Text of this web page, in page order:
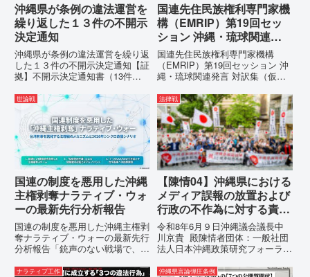
沖縄県が条例の違法運営を
繰り返した１３件の不開示
決定通知
沖縄県が条例の違法運営を繰り返
した１３件の不開示決定通知【証
拠】不開示決定通知書（13件）
が請求した「差別認定の根拠」に
対し、県は全て非開示・存否応答
拒否を突きつけました。これは、
彼らが行政手続きの正当性を失
っ...
国連先住民族権利専門家機
構（EMRIP）第19回セッ
ション 沖縄・琉球関連発
言 対訳集（仮訳）
国連先住民族権利専門家機構
（EMRIP）第19回セッション 沖
縄・琉球関連発言 対訳集（仮
（EMRIP）の各会合において行
われた、沖縄・琉球の先住民族指
定、PFAS（有機フッ素化合物）
問題、米軍基地、伝統文化（...
世論戦
国連の制度を悪用した沖縄
主権剥奪ナラティブ・ウォ
ーの最新先行分析報告
国連の制度を悪用した沖縄主権剥
奪ナラティブ・ウォーの最新先行
分析報告「銃声のない戦場で、日
いる。」現代の戦争は、ミサイル
法律戦
【陳情04】沖縄県における
メディア誤報の放置および
行政の不作為に対する責任
追及と再発防止策を求める
陳情
令和8年6月９日沖縄議会議長中
川京貴 殿陳情者団体：一般社団
法人日本沖縄政策研究フォーラム
所：沖縄県那覇市電 話：080-
ナラティブ工作 沖縄県言論弾圧条例